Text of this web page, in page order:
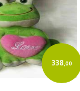
338,00